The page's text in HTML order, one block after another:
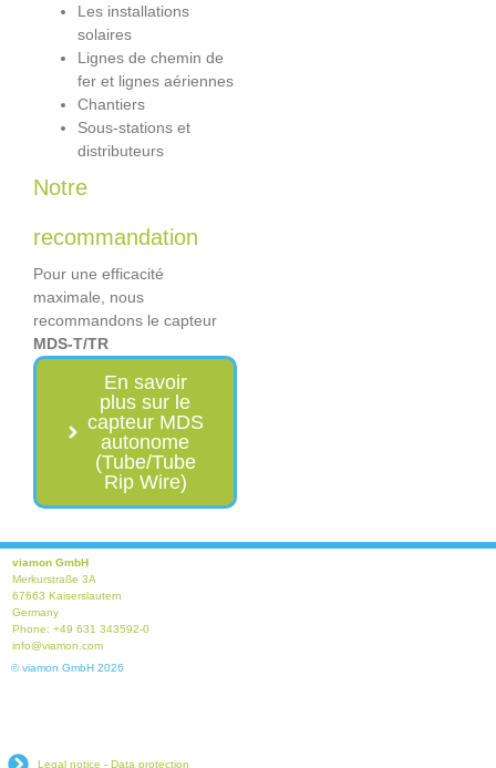
Les installations
solaires
Lignes de chemin de
fer et lignes aériennes
Chantiers
Sous-stations et
distributeurs
Notre
recommandation
Pour une efficacité
maximale, nous
recommandons le capteur
MDS-T/TR
En savoir
plus sur le
capteur MDS
autonome
(Tube/Tube
Rip Wire)
viamon GmbH
Merkurstraße 3A
67663 Kaiserslautern
Germany
Phone: +49 631 343592-0
info@viamon.com
© viamon GmbH 2026
Legal notice - Data protection